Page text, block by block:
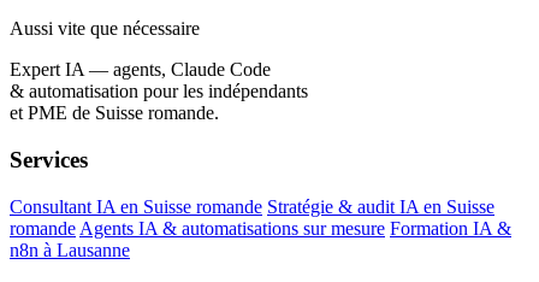
Aussi vite que nécessaire
Expert IA — agents, Claude Code
& automatisation pour les indépendants
et PME de Suisse romande.
Services
Consultant IA en Suisse romande Stratégie & audit IA en Suisse
romande Agents IA & automatisations sur mesure Formation IA &
n8n à Lausanne